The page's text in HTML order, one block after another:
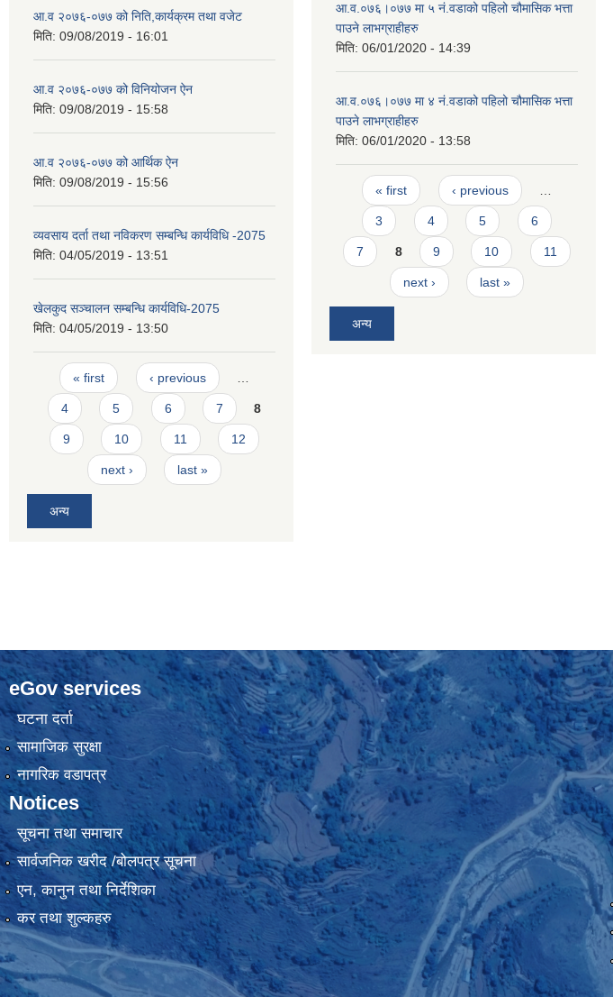
आ‍‌.व २०७६-०७७ को निति,कार्यक्रम तथा वजेट
मिति: 09/08/2019 - 16:01
आ‍‌.व २०७६-०७७ को विनियोजन ऐन
मिति: 09/08/2019 - 15:58
आ‍‌.व २०७६-०७७ को आर्थिक ऐन
मिति: 09/08/2019 - 15:56
व्यवसाय दर्ता तथा नविकरण सम्बन्धि कार्यविधि -2075
मिति: 04/05/2019 - 13:51
खेलकुद सञ्चालन सम्बन्धि कार्यविधि-2075
मिति: 04/05/2019 - 13:50
Pages
« first ‹ previous
4 5 6 7 8
9 10 11 12
next › last »
अन्य
आ‍.व.०७६।०७७ मा ५ नं.वडाको पहिलो चौमासिक भत्ता
पाउने लाभग्राहीहरु
मिति: 06/01/2020 - 14:39
आ‍.व.०७६।०७७ मा ४ नं.वडाको पहिलो चौमासिक भत्ता
पाउने लाभग्राहीहरु
मिति: 06/01/2020 - 13:58
Pages
« first ‹ previous
3 4 5 6
7 8 9 10 11
next › last »
अन्य
eGov services
घटना दर्ता
सामाजिक सुरक्षा
नागरिक वडापत्र
Notices
सूचना तथा समाचार
सार्वजनिक खरीद /बोलपत्र सूचना
एन, कानुन तथा निर्देशिका
कर तथा शुल्कहरु